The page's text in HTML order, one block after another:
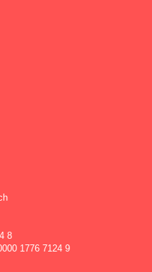
8
1776 7124 9